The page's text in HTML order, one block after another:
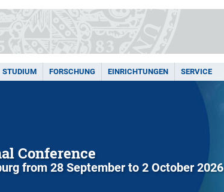
STUDIUM FORSCHUNG EINRICHTUNGEN SERVICE
Conference
from 28 September to 2 October 2026